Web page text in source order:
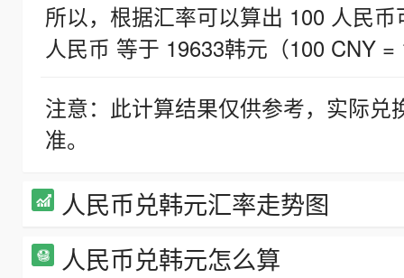
所以，根据汇率可以算出 100 人民
人民币 等于 19633韩元（100 CNY =
注意：此计算结果仅供参考，实际
准。
人民币兑韩元汇率走势图
人民币兑韩元怎么算